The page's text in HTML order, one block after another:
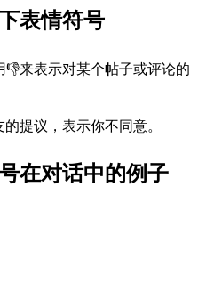
表情符号
来表示对某个帖子或评论的
提议，表示你不同意。
在对话中的例子